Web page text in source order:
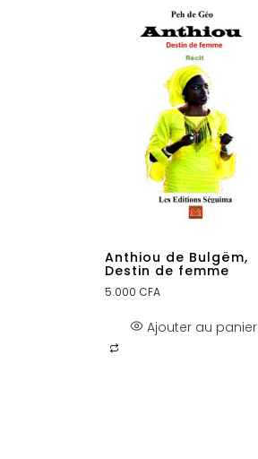
Anthiou de Bulgëm,
Destin de femme
5.000 CFA
Ajouter au panier